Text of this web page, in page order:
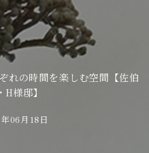
れの時間を楽しむ空間【佐伯
H様邸】
06月18日